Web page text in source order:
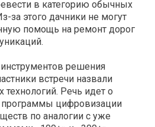
в категорию обычных
за этого дачники не могут
помощь на ремонт дорог
решения
встречи назвали
Речь идет о
программы цифровизации
по аналогии с уже